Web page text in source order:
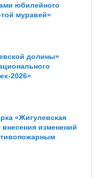
юбилейного
муравей»
долины»
2026»
«Жигулевская
изменений